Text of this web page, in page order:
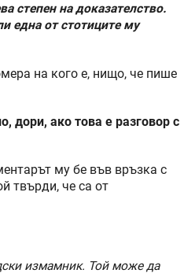
степен на доказателство.
една от стотиците му
на кого е, нищо, че пише
дори, ако това е разговор с
му бе във връзка с
твърди, че са от
измамник. Той може да